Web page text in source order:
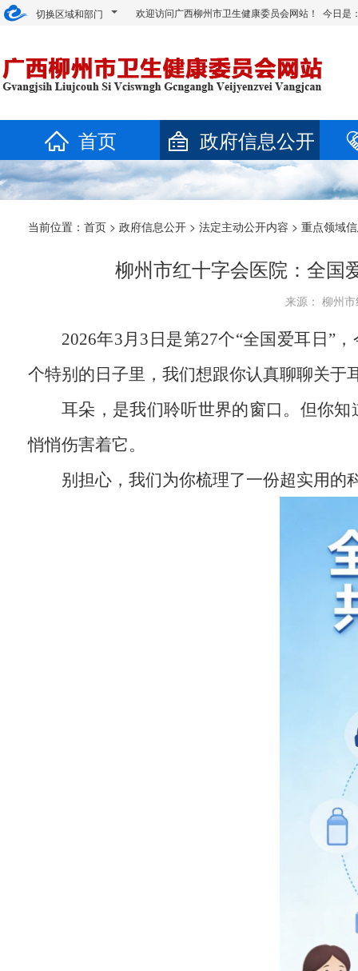
切换区域和部门 欢迎访问广西柳州市卫生健康委员会网站！ 今日是
首页 政府信息公开
当前位置： 首页 > 政府信息公开 > 法定主动公开内容 > 重点领域
柳州市红十字会医院：全
来源： 柳州
2026年3月3日是第27个“全国爱耳日”
个特别的日子里，我们想跟你认真聊聊关于
耳朵，是我们聆听世界的窗口。但你
悄悄伤害着它。
别担心，我们为你梳理了一份超实用的